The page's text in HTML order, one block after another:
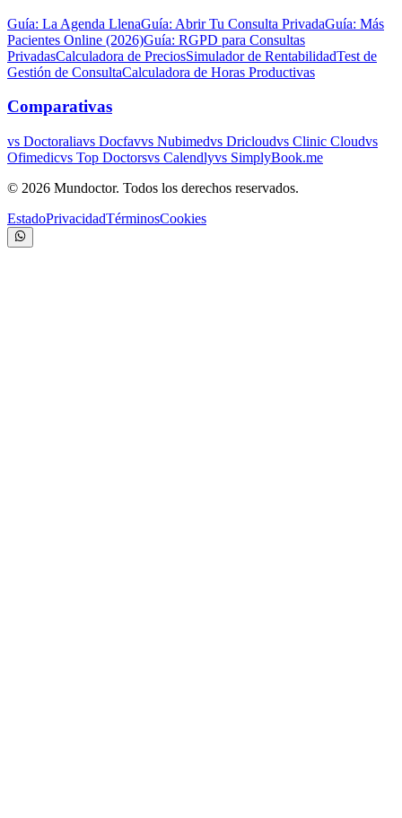
Guía: La Agenda LlenaGuía: Abrir Tu Consulta PrivadaGuía: Más
Pacientes Online (2026)Guía: RGPD para Consultas
PrivadasCalculadora de PreciosSimulador de RentabilidadTest de
Gestión de ConsultaCalculadora de Horas Productivas
Comparativas
vs Doctoraliavs Docfavvs Nubimedvs Dricloudvs Clinic Cloudvs
Ofimedicvs Top Doctorsvs Calendlyvs SimplyBook.me
© 2026 Mundoctor. Todos los derechos reservados.
EstadoPrivacidadTérminosCookies